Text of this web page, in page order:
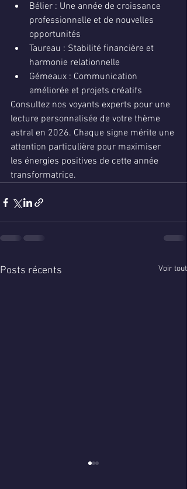
Bélier : Une année de croissance
professionnelle et de nouvelles
opportunités
Taureau : Stabilité financière et
harmonie relationnelle
Gémeaux : Communication
améliorée et projets créatifs
Consultez nos voyants experts pour une
lecture personnalisée de votre thème
astral en 2026. Chaque signe mérite une
attention particulière pour maximiser
les énergies positives de cette année
transformatrice.
Posts récents Voir tout